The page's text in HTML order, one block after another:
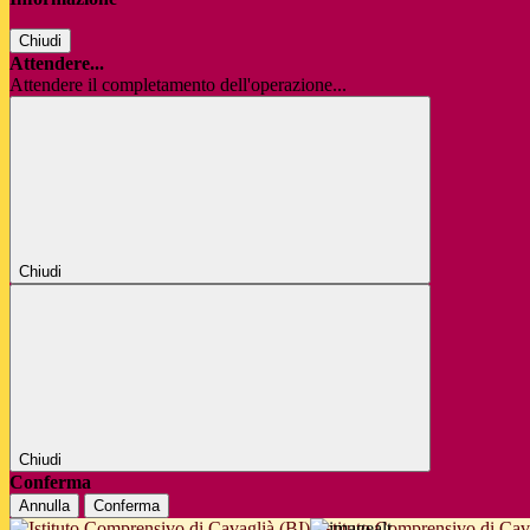
Chiudi
Attendere...
Attendere il completamento dell'operazione...
Chiudi
Chiudi
Conferma
Annulla Conferma